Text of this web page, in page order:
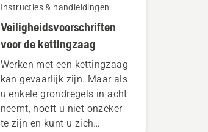
Instructies & handleidingen
Veiligheidsvoorschriften
voor de kettingzaag
Werken met een kettingzaag
kan gevaarlijk zijn. Maar als
u enkele grondregels in acht
neemt, hoeft u niet onzeker
te zijn en kunt u zich